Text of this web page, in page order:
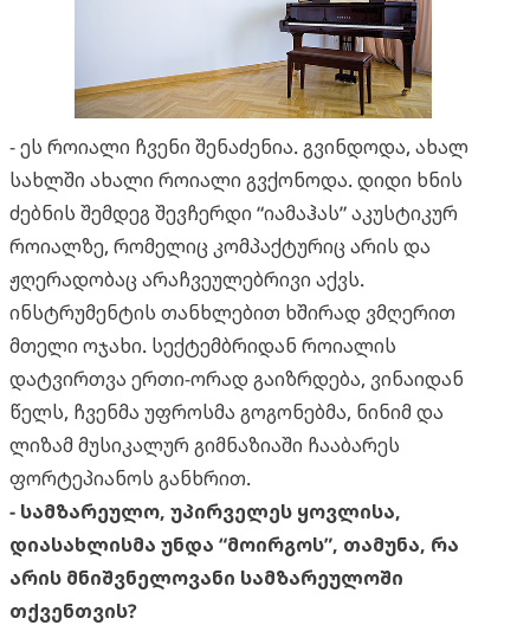
- ეს როიალი ჩვენი შენაძენია. გვინდოდა, ახალ
სახლში ახალი როიალი გვქონოდა. დიდი ხნის
ძებნის შემდეგ შევჩერდი “იამაჰას” აკუსტიკურ
როიალზე, რომელიც კომპაქტურიც არის და
ჟღერადობაც არაჩვეულებრივი აქვს.
ინსტრუმენტის თანხლებით ხშირად ვმღერით
მთელი ოჯახი. სექტემბრიდან როიალის
დატვირთვა ერთი-ორად გაიზრდება, ვინაიდან
წელს, ჩვენმა უფროსმა გოგონებმა, ნინიმ და
ლიზამ მუსიკალურ გიმნაზიაში ჩააბარეს
ფორტეპიანოს განხრით.
- სამზარეულო, უპირველეს ყოვლისა,
დიასახლისმა უნდა “მოირგოს”, თამუნა, რა
არის მნიშვნელოვანი სამზარეულოში
თქვენთვის?